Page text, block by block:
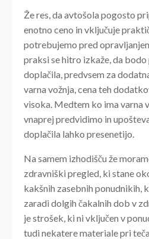
Že res, da avtošola pogosto
enotno ceno in vključuje
potrebujemo pred
praksi se hitro izkaže, da
doplačila, predvsem za
varna vožnja, cena teh
visoka. Medtem ko ima varna
vnaprej predvidimo in
doplačila lahko presenetijo.
Na samem izhodišču že
zdravniški pregled, ki stane
kakšnih zasebnih ponudnikih,
zaradi dolgih čakalnih dob v
je strošek, ki ni vključen v
tudi nekatere materiale pri